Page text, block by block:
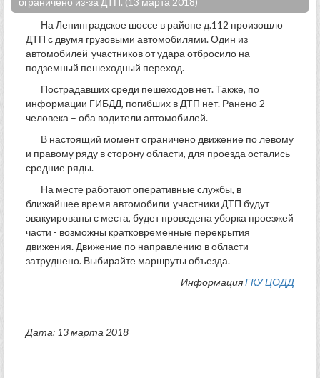
На Ленинградское шоссе в районе д.112 произошло
ДТП с двумя грузовыми автомобилями. Один из
автомобилей-участников от удара отбросило на
подземный пешеходный переход.
Пострадавших среди пешеходов нет. Также, по
информации ГИБДД, погибших в ДТП нет. Ранено 2
человека – оба водители автомобилей.
В настоящий момент ограничено движение по левому
и правому ряду в сторону области, для проезда остались
средние ряды.
На месте работают оперативные службы, в
ближайшее время автомобили-участники ДТП будут
эвакуированы с места, будет проведена уборка проезжей
части - возможны кратковременные перекрытия
движения. Движение по направлению в области
затруднено. Выбирайте маршруты объезда.
ИнформацияГКУ ЦОДД
Дата: 13 марта 2018